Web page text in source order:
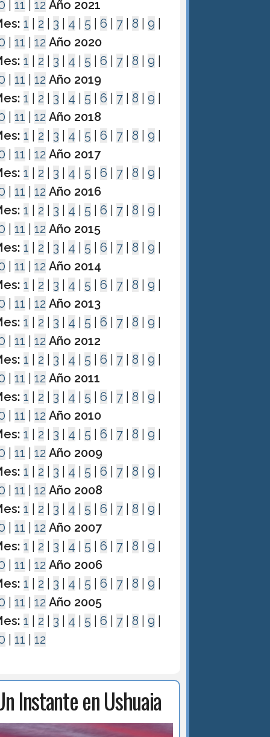
|11 |12 Año 2021
1 2 3 4 5 |6 7 |8 |9
|11 |12 Año 2020
1 2 3 4 5 |6 7 |8 |9
|11 |12 Año 2019
1 2 3 4 5 |6 7 |8 |9
|11 |12 Año 2018
1 2 3 4 5 |6 7 |8 |9
|11 |12 Año 2017
1 2 3 4 5 |6 7 |8 |9
|11 |12 Año 2016
1 2 3 4 5 |6 7 |8 |9
|11 |12 Año 2015
1 2 3 4 5 |6 7 |8 |9
|11 |12 Año 2014
1 2 3 4 5 |6 7 |8 |9
|11 |12 Año 2013
1 2 3 4 5 |6 7 |8 |9
|11 |12 Año 2012
1 2 3 4 5 |6 7 |8 |9
|11 |12 Año 2011
1 2 3 4 5 |6 7 |8 |9
|11 |12 Año 2010
1 2 3 4 5 |6 7 |8 |9
|11 |12 Año 2009
1 2 3 4 5 |6 7 |8 |9
|11 |12 Año 2008
1 2 3 4 5 |6 7 |8 |9
|11 |12 Año 2007
1 2 3 4 5 |6 7 |8 |9
|11 |12 Año 2006
1 2 3 4 5 |6 7 |8 |9
|11 |12 Año 2005
1 2 3 4 5 |6 7 |8 |9
|11 |12
Instante en Ushuaia